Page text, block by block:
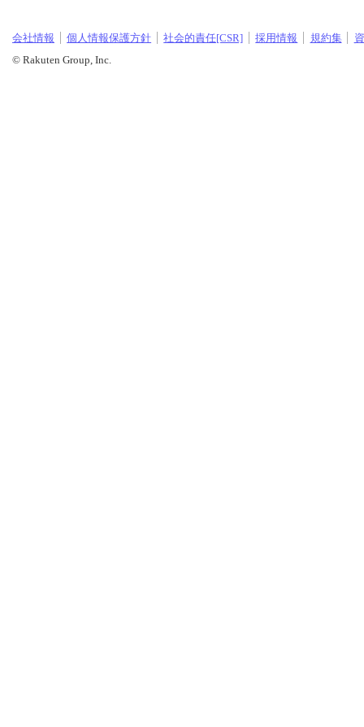
会社情報 個人情報保護方針 社会的責任[CSR] 採用情報 規約集
© Rakuten Group, Inc.